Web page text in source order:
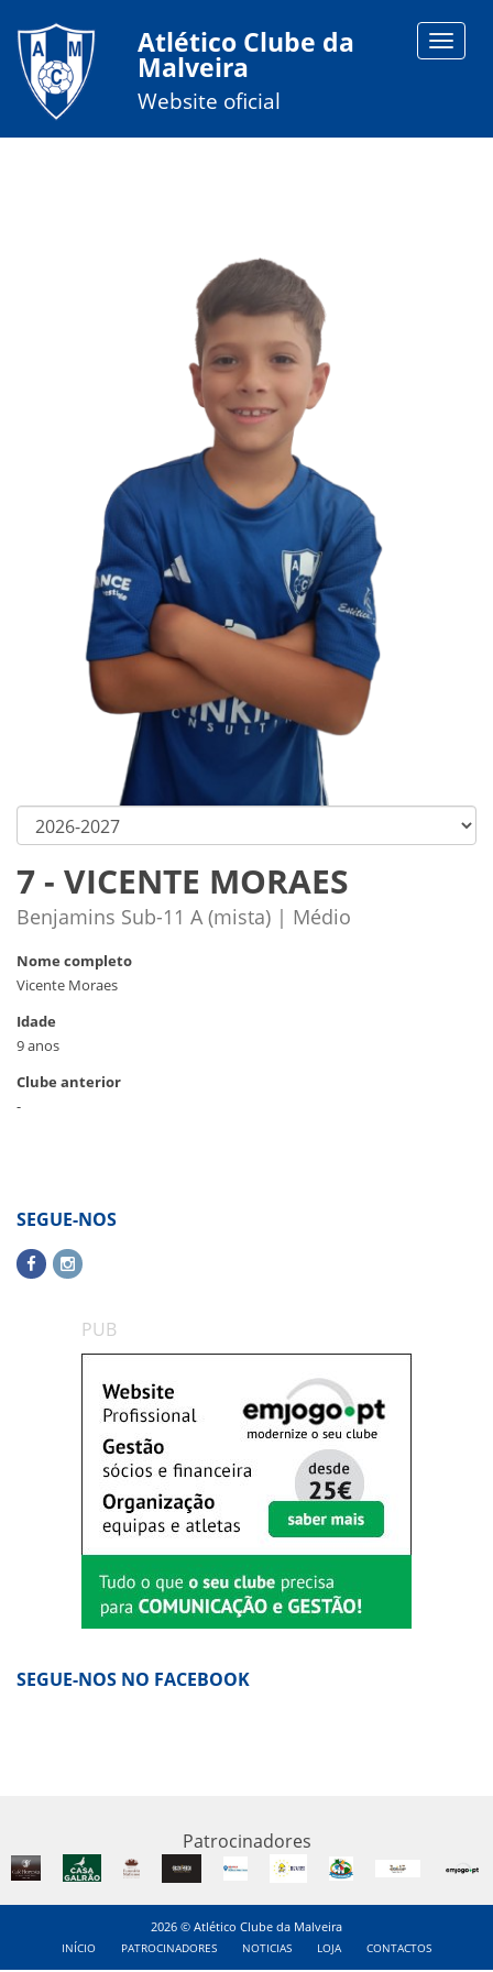
Toggle
Atlético Clube da
Malveira
Website oficial
7 - VICENTE MORAES
Benjamins Sub-11 A (mista) | Médio
Nome completo
Vicente Moraes
Idade
9 anos
Clube anterior
-
SEGUE-NOS
PUB
SEGUE-NOS NO FACEBOOK
Patrocinadores
2026 © Atlético Clube da Malveira
INÍCIO PATROCINADORES NOTICIAS LOJA CONTACTOS